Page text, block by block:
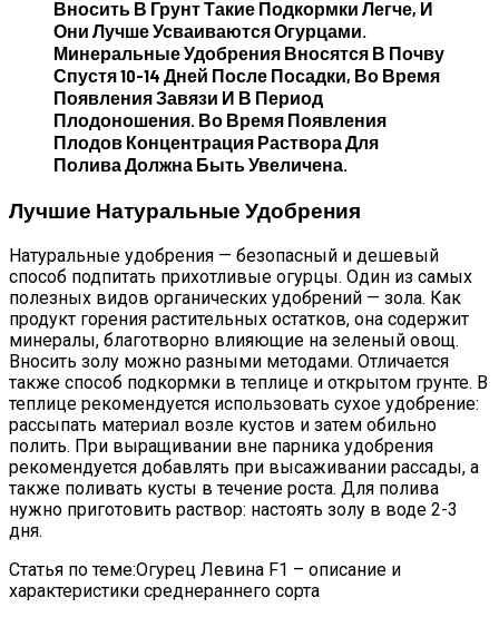
Вносить В Грунт Такие Подкормки Легче, И
Они Лучше Усваиваются Огурцами.
Минеральные Удобрения Вносятся В Почву
Спустя 10-14 Дней После Посадки, Во Время
Появления Завязи И В Период
Плодоношения. Во Время Появления
Плодов Концентрация Раствора Для
Полива Должна Быть Увеличена.
Лучшие Натуральные Удобрения
Натуральные удобрения — безопасный и дешевый
способ подпитать прихотливые огурцы. Один из самых
полезных видов органических удобрений — зола. Как
продукт горения растительных остатков, она содержит
минералы, благотворно влияющие на зеленый овощ.
Вносить золу можно разными методами. Отличается
также способ подкормки в теплице и открытом грунте. В
теплице рекомендуется использовать сухое удобрение:
рассыпать материал возле кустов и затем обильно
полить. При выращивании вне парника удобрения
рекомендуется добавлять при высаживании рассады, а
также поливать кусты в течение роста. Для полива
нужно приготовить раствор: настоять золу в воде 2-3
дня.
Статья по теме:Огурец Левина F1 – описание и
характеристики среднераннего сорта